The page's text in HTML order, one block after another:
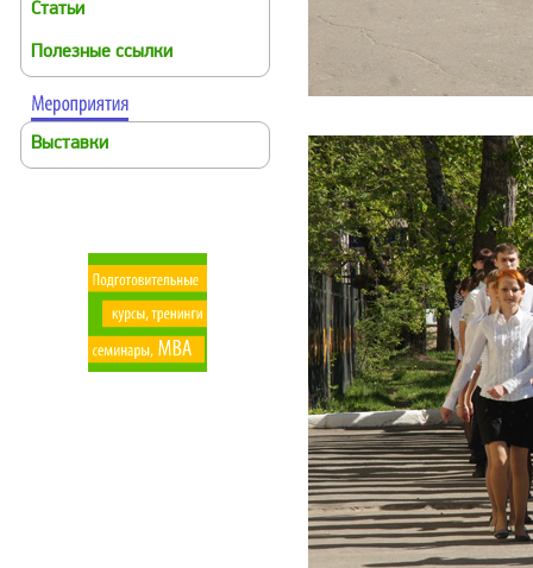
Статьи
Полезные ссылки
Выставки